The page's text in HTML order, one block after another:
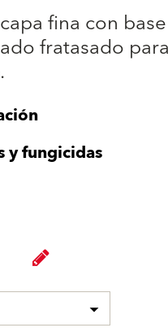
fina con
fratasado
y fungicidas